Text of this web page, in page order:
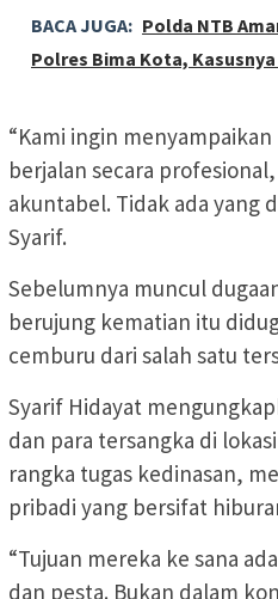
BACA JUGA: Polda NTB
Polres Bima Kota,
“Kami ingin
berjalan secara
akuntabel. Tidak ada
Syarif.
Sebelumnya muncul
berujung kematian itu
cemburu dari salah satu
Syarif Hidayat
dan para tersangka di
rangka tugas kedinasan,
pribadi yang bersifat
“Tujuan mereka ke sana
dan pesta. Bukan dalam